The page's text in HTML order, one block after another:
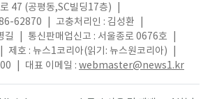
47 (공평동,SC빌딩17층)
62870
고충처리인 : 김성환
길
통신판매업신고 : 서울종로 0676호
제호 : 뉴스1코리아(읽기: 뉴스원코리아)
대표 이메일 : webmaster@news1.kr